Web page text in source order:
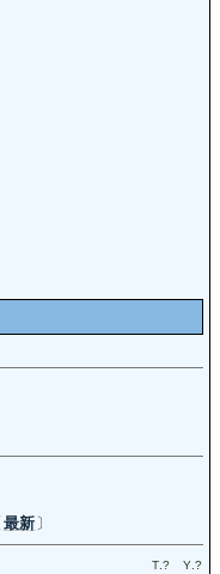
最新 〕
T.? Y.?